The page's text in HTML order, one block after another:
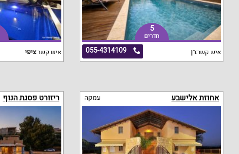
5
חדרים
055-4314109 איש קשר:רן איש קשר:ציפי
אחוזת אלישבע עמקה ריזורט פסגת הנוף